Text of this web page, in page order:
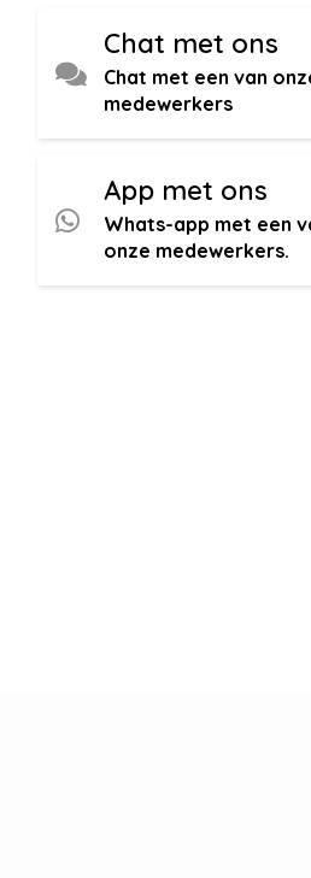
Chat met ons
Chat met een van
medewerkers
App met ons
Whats-app met een
onze medewerkers.